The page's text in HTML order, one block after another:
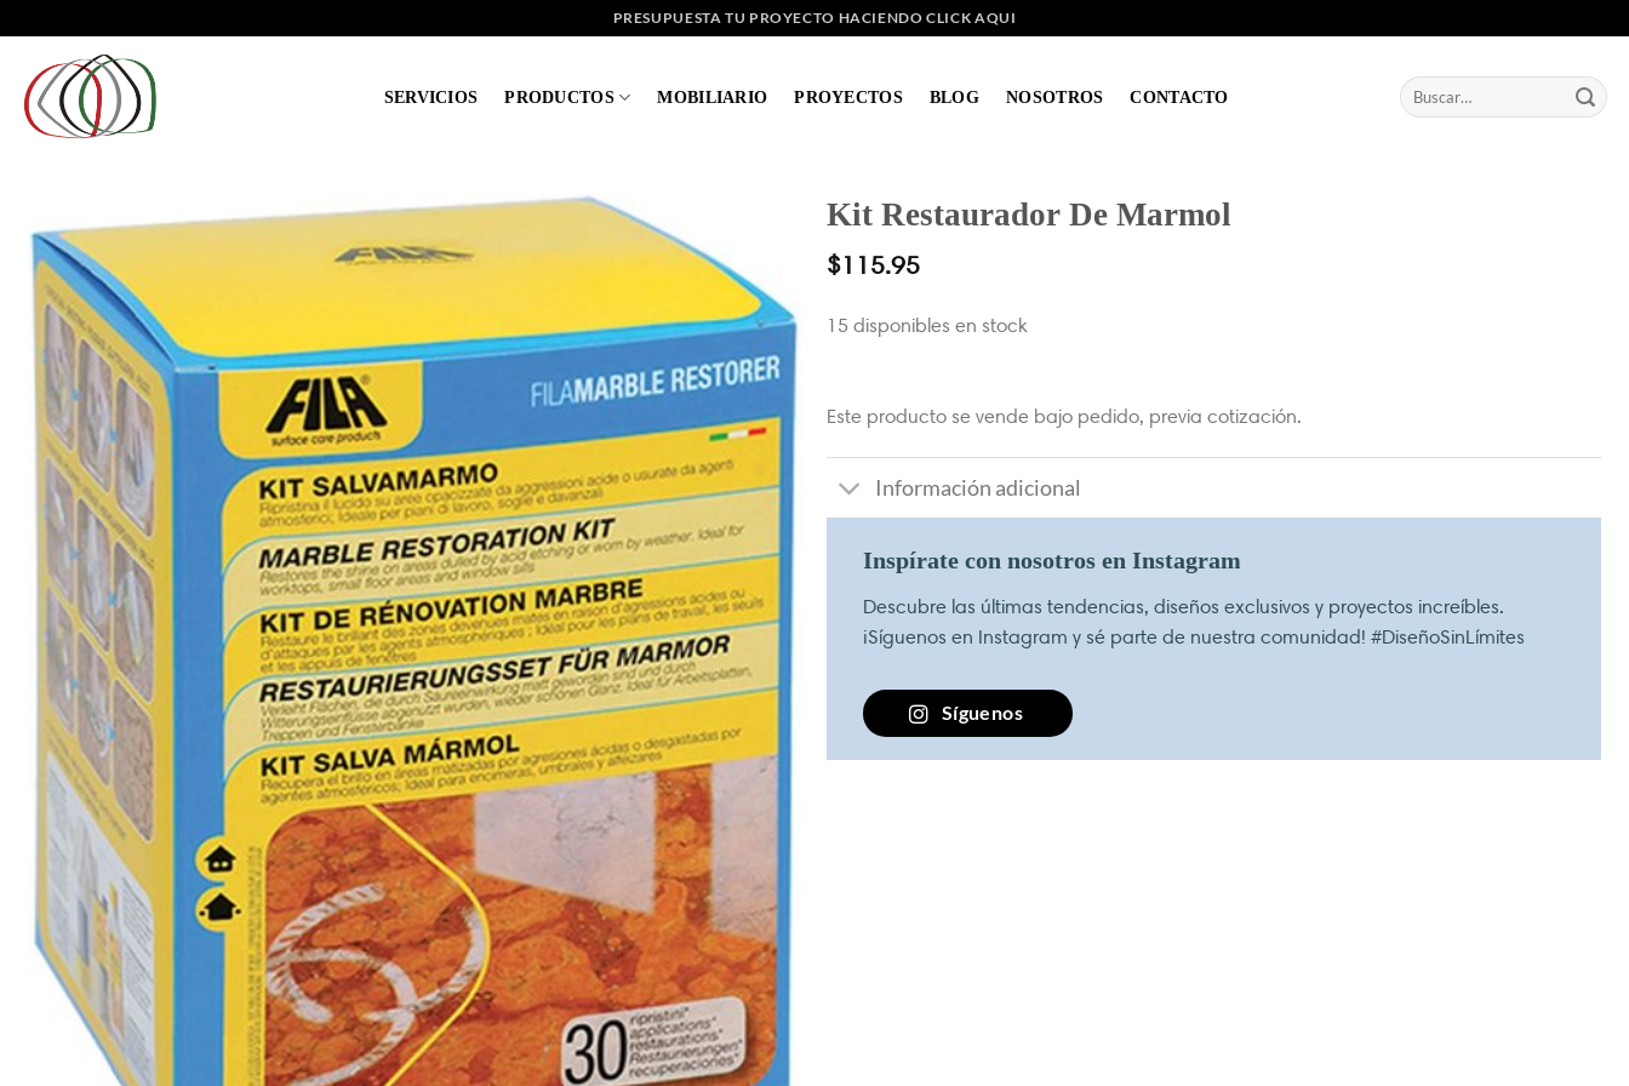
al
contenido
PRESUPUESTA TU PROYECTO HACIENDO CLICK AQUI
SERVICIOS PRODUCTOS MOBILIARIO PROYECTOS BLOG NOSOTROS CONTACTO
Buscar
por:
Kit Restaurador De Marmol
$115.95
15 disponibles en stock
Este producto se vende bajo pedido, previa cotización.
Información adicional
Inspírate con nosotros en Instagram
Descubre las últimas tendencias, diseños exclusivos y proyectos increíbles.
¡Síguenos en Instagram y sé parte de nuestra comunidad! #DiseñoSinLímites
Síguenos